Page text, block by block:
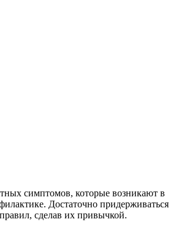
симптомов, которые возникают в
Достаточно придерживаться
сделав их привычкой.